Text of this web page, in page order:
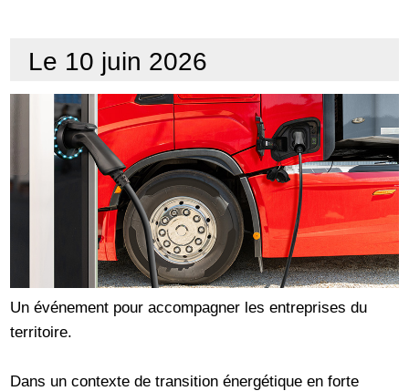
Le 10 juin 2026
Un événement pour accompagner les entreprises du
territoire.
Dans un contexte de transition énergétique en forte